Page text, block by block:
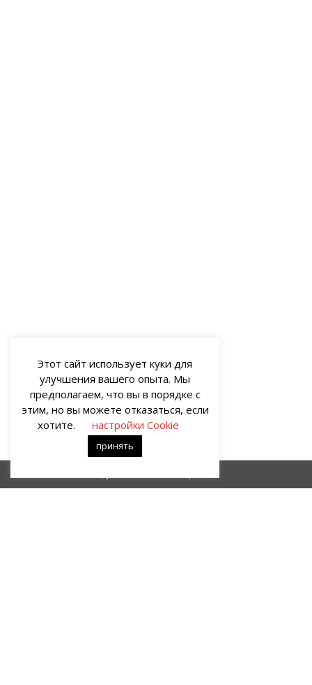
Этот сайт использует куки для
улучшения вашего опыта. Мы
предполагаем, что вы в порядке с
этим, но вы можете отказаться, если
хотите.
настройки Cookie
принять